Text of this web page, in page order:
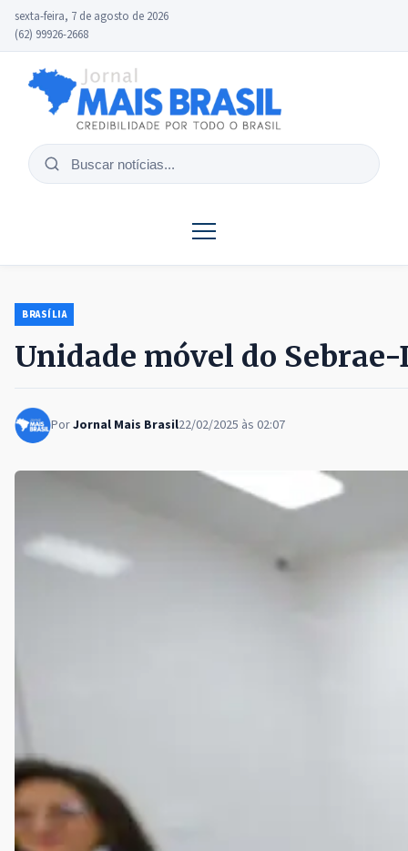
sexta-feira, 7 de agosto de 2026
(62) 99926-2668
Buscar
BRASÍLIA
Unidade móvel do
PorJornal Mais Brasil22/02/2025 às 02:07